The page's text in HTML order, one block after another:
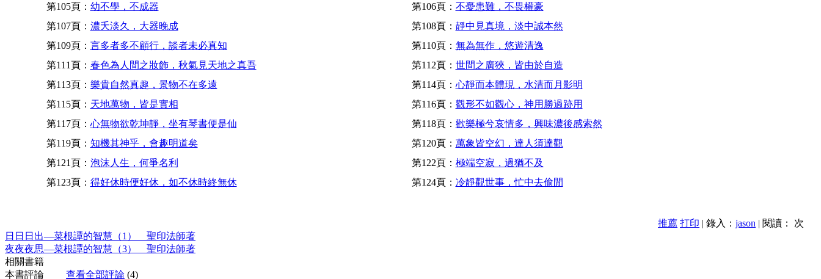
第105頁： 幼不學，不成器 第106頁： 不憂患難，不畏權豪
第107頁： 濃夭淡久，大器晚成 第108頁： 靜中見真境，淡中誠本然
第109頁： 言多者多不顧行，談者未必真知 第110頁： 無為無作，悠遊清逸
第111頁： 春色為人間之妝飾，秋氣見天地之真吾 第112頁： 世間之廣狹，皆由於自造
第113頁： 樂貴自然真趣，景物不在多遠 第114頁： 心靜而本體現，水清而月影明
第115頁： 天地萬物，皆是實相 第116頁： 觀形不如觀心，神用勝過跡用
第117頁： 心無物欲乾坤靜，坐有琴書便是仙 第118頁： 歡樂極兮哀情多，興味濃後感索然
第119頁： 知機其神乎，會趣明道矣 第120頁： 萬象皆空幻，達人須達觀
第121頁： 泡沫人生，何爭名利 第122頁： 極端空寂，過猶不及
第123頁： 得好休時便好休，如不休時終無休 第124頁： 冷靜觀世事，忙中去偷閒
推薦 打印 | 錄入： jason | 閱讀：
次
日日日出—菜根譚的智慧（1） 聖印法師著
夜夜夜思—菜根譚的智慧（3） 聖印法師著
相關書籍
本書評論
查看全部評論 (4)